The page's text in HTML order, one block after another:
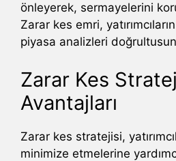
önleyerek, sermayelerini
Zarar kes emri,
piyasa analizleri
Zarar Kes
Avantajları
Zarar kes stratejisi,
minimize etmelerine